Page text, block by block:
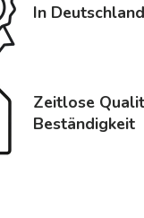
In
Zeitlose
Beständigkeit